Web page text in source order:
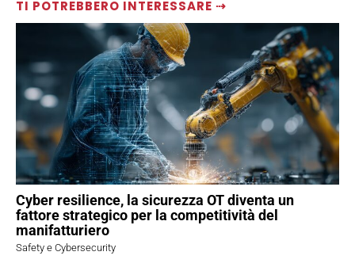
TI POTREBBERO INTERESSARE ⇢
Cyber resilience, la sicurezza OT diventa un
fattore strategico per la competitività del
manifatturiero
Safety e Cybersecurity